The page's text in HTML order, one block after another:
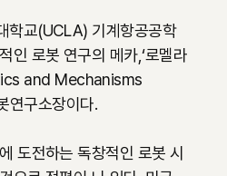
학교(UCLA) 기계항공공학
인 로봇 연구의 메카,‘로멜라
and Mechanisms
연구소장이다.
도전하는 독창적인 로봇 시